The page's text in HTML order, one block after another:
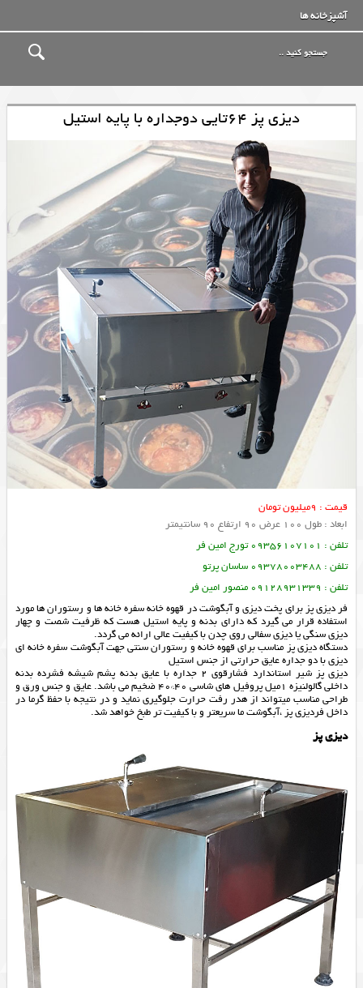
آشپزخانه ها
دیزی پز 64تایی دوجداره با پایه استیل
قیمت : 9میلیون تومان
ابعاد : طول 100 عرض 90 ارتفاع 90 سانتيمتر
تلفن : 09356107101 تورج امین فر
تلفن : 09378003488 ساسان پرتو
تلفن : 09128931339 منصور امین فر
فر دیزی پز برای پخت دیزی و آبگوشت در قهوه خانه سفره خانه ها و رستوران ها مورد
استفاده قرار می گیرد که دارای بدنه و پایه استیل هست که ظرفیت شصت و چهار
دیزی سنگی یا دیزی سفالی روی چدن با کیفیت عالی ارائه می گردد.
دستگاه دیزی پز مناسب برای قهوه خانه و رستوران سنتی جهت آبگوشت سفره خانه ای
دیزی با دو جداره عایق حرارتی از جنس استیل
دیزی پز شیر استاندارد فشارقوی 2 جداره با عایق بدنه پشم شیشه فشرده بدنه
داخلی گالولنیزه 1میل پروفیل های شاسی 40*40 ضخیم می باشد. عایق و جنس ورق و
طراحی مناسب میتواند از هدر رفت حرارت جلوگیری نماید و در نتیجه با حفظ گرما در
داخل فردیزی پز ،آبگوشت ما سریعتر و با کیفیت تر طبخ خواهد شد.
دیزی پز